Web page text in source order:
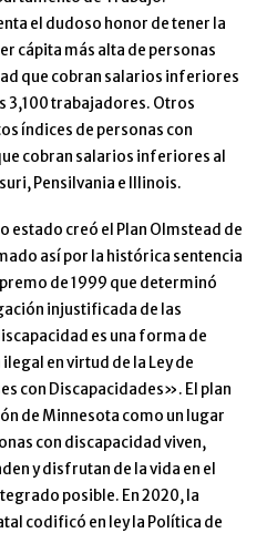
el dudoso honor de tener la
cápita más alta de personas
que cobran salarios inferiores
3,100 trabajadores. Otros
índices de personas con
cobran salarios inferiores al
Pensilvania e Illinois.
estado creó el Plan Olmstead de
así por la histórica sentencia
de 1999 que determinó
injustificada de las
es una forma de
en virtud de la Ley de
con Discapacidades». El plan
de Minnesota como un lugar
con discapacidad viven,
y disfrutan de la vida en el
posible. En 2020, la
codificó en ley la Política de